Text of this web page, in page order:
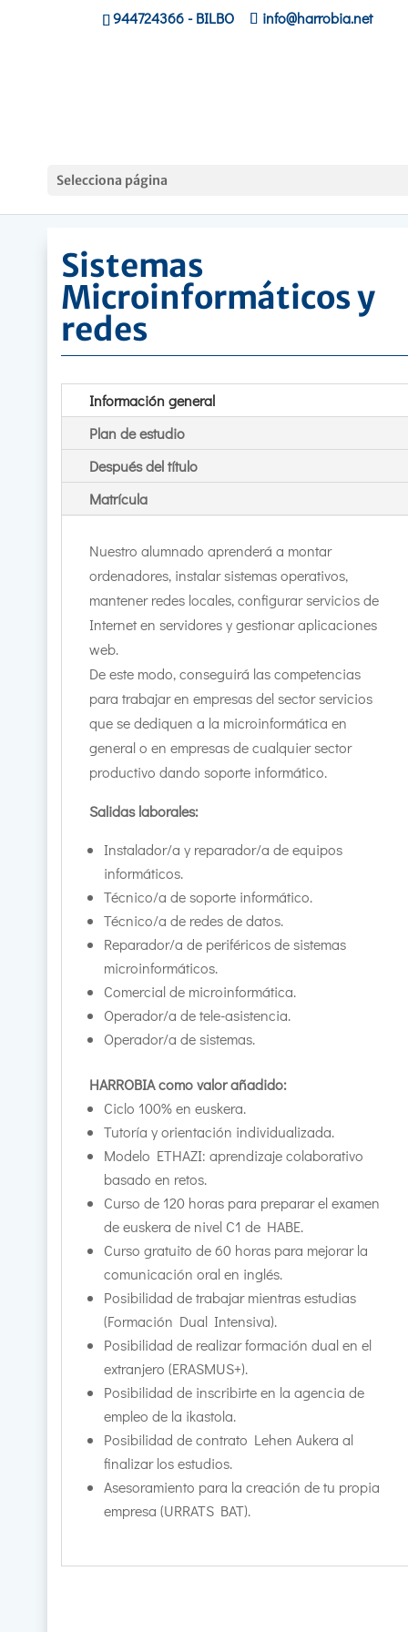
944724366- BILBO info@harrobia.net
Selecciona página
Microinformáticos y redes
Sistemas
Microinformáticos y
redes
Información general
Plan de estudio
Después del título
Matrícula
Nuestro alumnado aprenderá a montar
ordenadores, instalar sistemas operativos,
mantener redes locales, configurar servicios de
Internet en servidores y gestionar aplicaciones
web.
De este modo, conseguirá las competencias
para trabajar en empresas del sector servicios
que se dediquen a la microinformática en
general o en empresas de cualquier sector
productivo dando soporte informático.
Salidas laborales:
Instalador/a y reparador/a de equipos
informáticos.
Técnico/a de soporte informático.
Técnico/a de redes de datos.
Reparador/a de periféricos de sistemas
microinformáticos.
Comercial de microinformática.
Operador/a de tele-asistencia.
Operador/a de sistemas.
HARROBIA como valor añadido:
Ciclo 100% en euskera.
Tutoría y orientación individualizada.
Modelo ETHAZI: aprendizaje colaborativo
basado en retos.
Curso de 120 horas para preparar el examen
de euskera de nivel C1 de HABE.
Curso gratuito de 60 horas para mejorar la
comunicación oral en inglés.
Posibilidad de trabajar mientras estudias
(Formación Dual Intensiva).
Posibilidad de realizar formación dual en el
extranjero (ERASMUS+).
Posibilidad de inscribirte en la agencia de
empleo de la ikastola.
Posibilidad de contrato Lehen Aukera al
finalizar los estudios.
Asesoramiento para la creación de tu propia
empresa (URRATS BAT).